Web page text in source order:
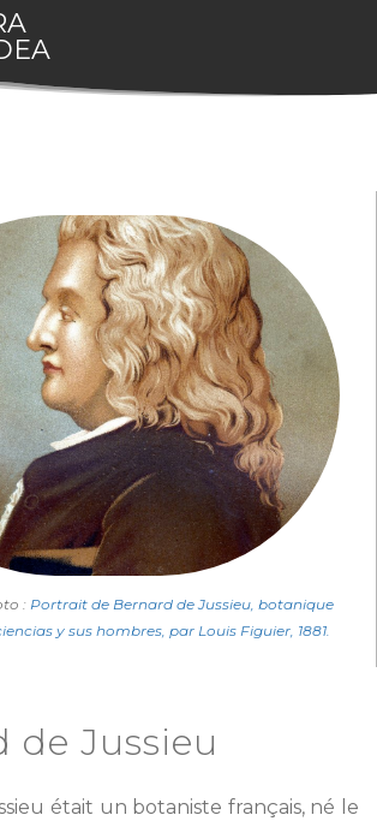
: Portrait de Bernard de Jussieu, botanique
y sus hombres, par Louis Figuier, 1881.
de Jussieu
était un botaniste français, né le